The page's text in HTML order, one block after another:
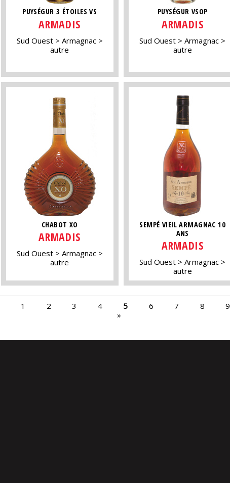
PUYSÉGUR 3 ÉTOILES VS
ARMADIS
Sud Ouest
Armagnac
autre
PUYSÉGUR VSOP
ARMADIS
Sud Ouest
Armagnac
autre
CHABOT XO
ARMADIS
Sud Ouest
Armagnac
autre
SEMPÉ VIEIL ARMAGNAC 10
ANS
ARMADIS
Sud Ouest
Armagnac
autre
1 2 3 4 5 6 7 8 9
»